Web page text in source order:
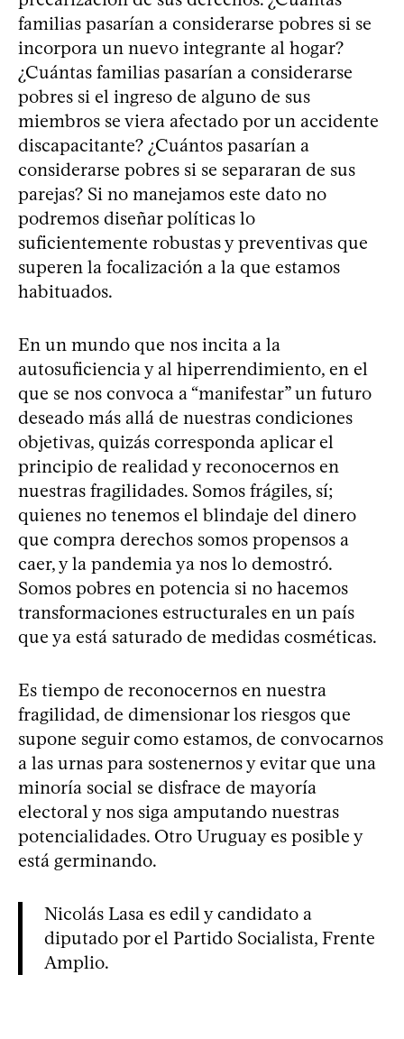
familias pasarían a considerarse pobres si se
incorpora un nuevo integrante al hogar?
¿Cuántas familias pasarían a considerarse
pobres si el ingreso de alguno de sus
miembros se viera afectado por un accidente
discapacitante? ¿Cuántos pasarían a
considerarse pobres si se separaran de sus
parejas? Si no manejamos este dato no
podremos diseñar políticas lo
suficientemente robustas y preventivas que
superen la focalización a la que estamos
habituados.
En un mundo que nos incita a la
autosuficiencia y al hiperrendimiento, en el
que se nos convoca a “manifestar” un futuro
deseado más allá de nuestras condiciones
objetivas, quizás corresponda aplicar el
principio de realidad y reconocernos en
nuestras fragilidades. Somos frágiles, sí;
quienes no tenemos el blindaje del dinero
que compra derechos somos propensos a
caer, y la pandemia ya nos lo demostró.
Somos pobres en potencia si no hacemos
transformaciones estructurales en un país
que ya está saturado de medidas cosméticas.
Es tiempo de reconocernos en nuestra
fragilidad, de dimensionar los riesgos que
supone seguir como estamos, de convocarnos
a las urnas para sostenernos y evitar que una
minoría social se disfrace de mayoría
electoral y nos siga amputando nuestras
potencialidades. Otro Uruguay es posible y
está germinando.
Nicolás Lasa es edil y candidato a
diputado por el Partido Socialista, Frente
Amplio.